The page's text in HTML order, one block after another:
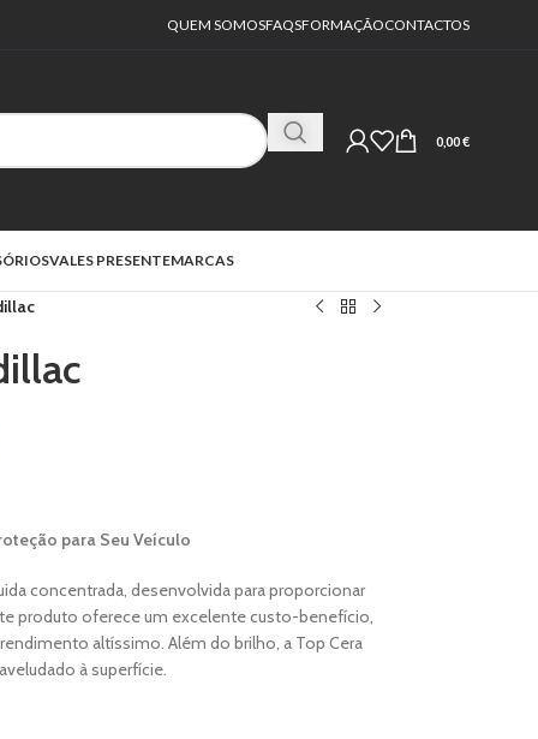
QUEM SOMOSFAQSFORMAÇÃOCONTACTOS
0,00€
VALES PRESENTEMARCAS
para Seu Veículo
concentrada, desenvolvida para proporcionar
produto oferece um excelente custo-benefício,
altíssimo. Além do brilho, a Top Cera
à superfície.